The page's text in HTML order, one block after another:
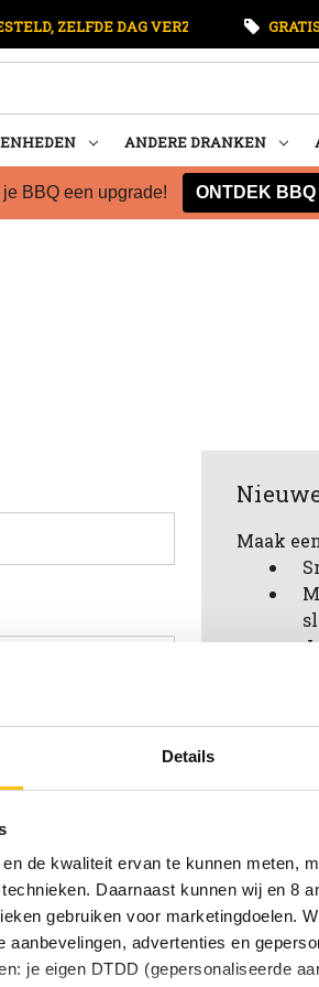
Details
de kwaliteit ervan te kunnen meten,
Daarnaast kunnen wij en 8
gebruiken voor marketingdoelen.
aanbevelingen, advertenties en
je eigen DTDD (gepersonaliseerde
ZELFDE DAG VERZONDEN
ANDERE DRANKEN
je BBQ een upgrade! ONTDEK
Maak